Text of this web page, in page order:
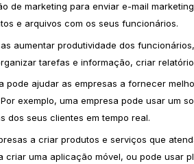
de marketing para enviar e-mail
e arquivos com os seus funcionários.
aumentar produtividade dos
tarefas e informação, criar
pode ajudar as empresas a fornecer
exemplo, uma empresa pode usar um
dos seus clientes em tempo real.
a criar produtos e serviços que
uma aplicação móvel, ou pode usar